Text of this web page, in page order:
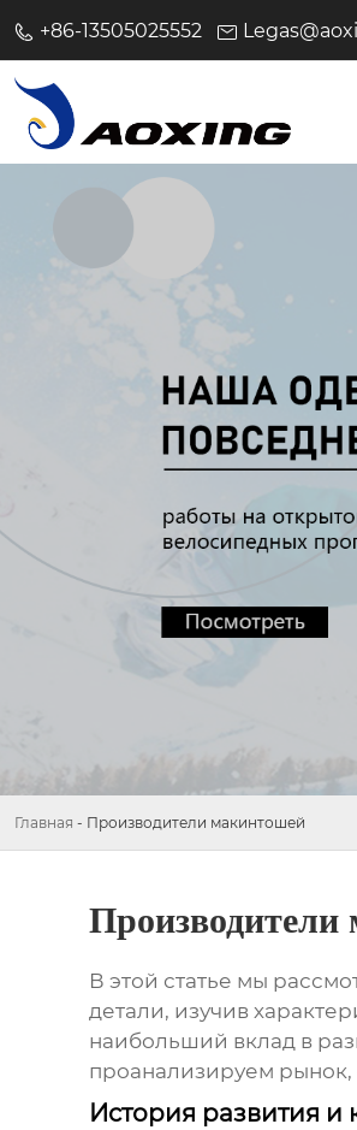
+86-13505025552
Главная - Производители макинтошей
В этой статье мы
детали, изучив
наибольший вклад в
проанализируем
История развития